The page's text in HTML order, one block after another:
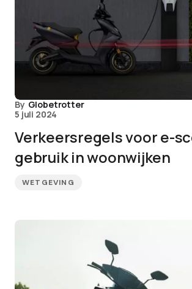
By Globetrotter
5 juli 2024
Verkeersregels voor e-
gebruik in woonwijken
WETGEVING